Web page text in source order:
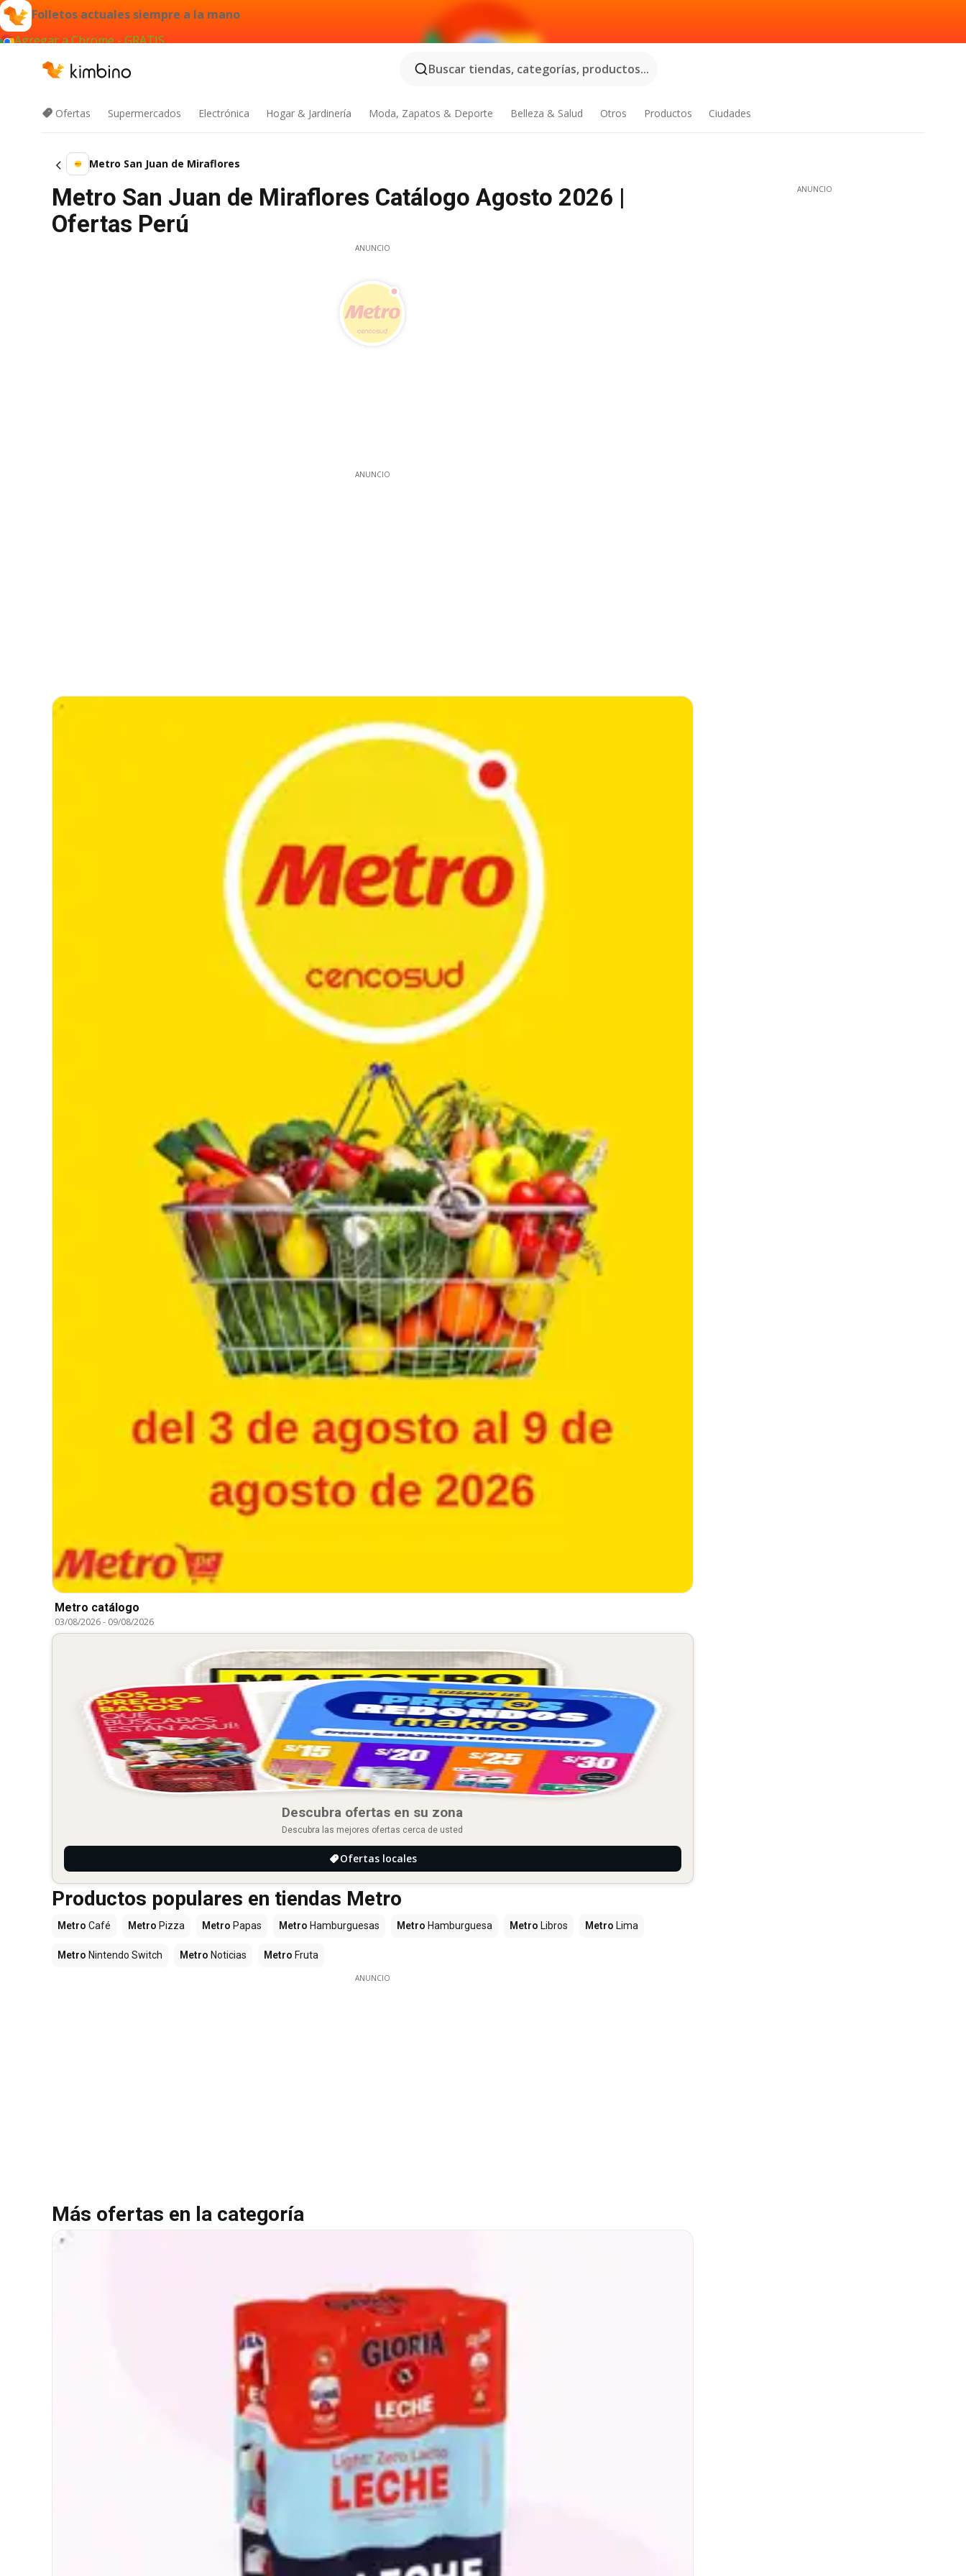
Folletos actuales siempre a la mano
Agregar a Chrome - GRATIS
Buscar tiendas, categorías, productos...
Ofertas Supermercados Electrónica Hogar & Jardinería Moda, Zapatos & Deporte Belleza & Salud Otros Productos Ciudades
Metro San Juan de Miraflores
Metro San Juan de Miraflores Catálogo Agosto 2026 |
Ofertas Perú
ANUNCIO
ANUNCIO
Metro catálogo
03/08/2026- 09/08/2026
Descubra ofertas en su zona
Descubra las mejores ofertas cerca de usted
Ofertas locales
Productos populares en tiendas Metro
Metro Café Metro Pizza Metro Papas Metro Hamburguesas Metro Hamburguesa Metro Libros Metro Lima
Metro Nintendo Switch Metro Noticias Metro Fruta
ANUNCIO
Más ofertas en la categoría
ANUNCIO